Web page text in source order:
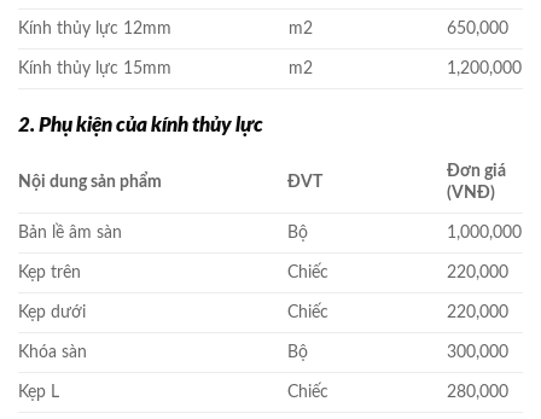
Kính thủy lực 12mm m2 650,000
Kính thủy lực 15mm m2 1,200,000
2. Phụ kiện của kính thủy lực
Nội dung sản phẩm ĐVT
Đơn giá
(VNĐ)
Bản lề âm sàn Bộ 1,000,000
Kẹp trên Chiếc 220,000
Kẹp dưới Chiếc 220,000
Khóa sàn Bộ 300,000
Kẹp L Chiếc 280,000